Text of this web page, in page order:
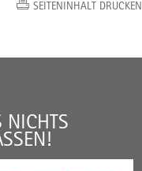
SEITENINHALT DRUCKEN
V